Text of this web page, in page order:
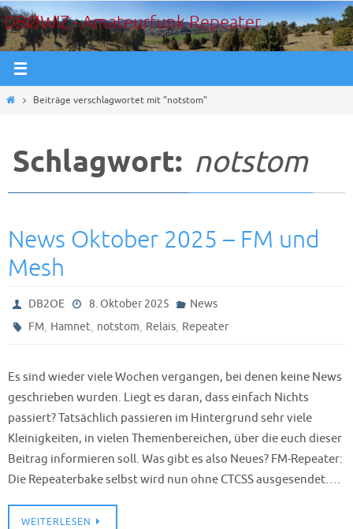
Zum
Inhalt
springen
DBØWIZ - Amateurfunk Repeater
StartBeiträge verschlagwortet mit "notstom"
Schlagwort: notstom
News Oktober 2025 – FM und
Mesh
DB2OE 8. Oktober 2025
News
FM, Hamnet, notstom, Relais, Repeater
Es sind wieder viele Wochen vergangen, bei denen keine News
geschrieben wurden. Liegt es daran, dass einfach Nichts
passiert? Tatsächlich passieren im Hintergrund sehr viele
Kleinigkeiten, in vielen Themenbereichen, über die euch dieser
Beitrag informieren soll. Was gibt es also Neues? FM-Repeater:
Die Repeaterbake selbst wird nun ohne CTCSS ausgesendet….
WEITERLESEN